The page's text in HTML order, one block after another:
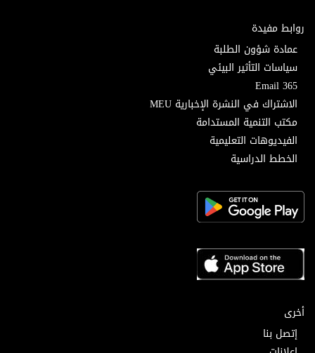
روابط مفيدة
عمادة شؤون الطلبة
سياسات التأثير البيئي
Email 365
الاشتراك في النشرة الإخبارية MEU
مكتب التنمية المستدامة
الفيديوهات التعليمية
الخطط الدراسية
أخرى
إتصل بنا